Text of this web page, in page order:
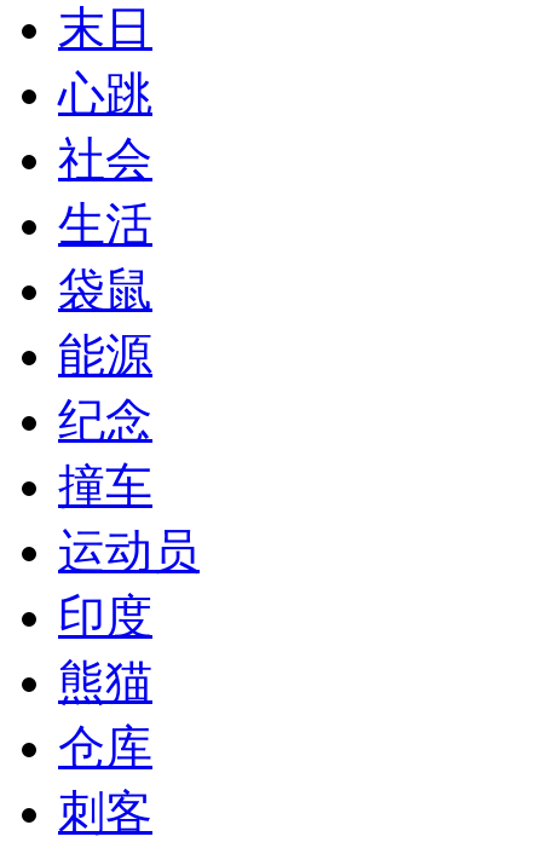
末日
心跳
社会
生活
袋鼠
能源
纪念
撞车
运动员
印度
熊猫
仓库
刺客